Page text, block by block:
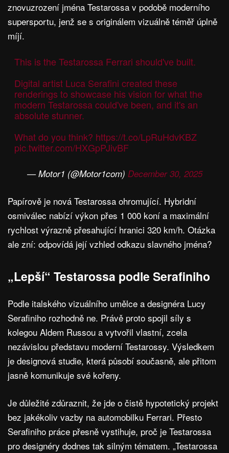
znovuzrození jména Testarossa v podobě moderního
supersportu, jenž se s originálem vizuálně téměř úplně
míjí.
This is the Testarossa Ferrari should've built.
Digital artist Luca Serafini created these
renderings to showcase his vision for what the
modern Testarossa could've been, and it's an
absolute stunner.
What do you think? https://t.co/LpRuHdvKBZ
pic.twitter.com/HXGpPJivBF
— Motor1 (@Motor1com) December 30, 2025
Papírově je nová Testarossa ohromující. Hybridní
osmiválec nabízí výkon přes 1 000 koní a maximální
rychlost výrazně přesahující hranici 320 km/h. Otázka
ale zní: odpovídá její vzhled odkazu slavného jména?
„Lepší“ Testarossa podle Serafiniho
Podle italského vizuálního umělce a designéra Lucy
Serafiniho rozhodně ne. Právě proto spojil síly s
kolegou Aldem Russou a vytvořil vlastní, zcela
nezávislou představu moderní Testarossy. Výsledkem
je designová studie, která působí současně, ale přitom
jasně komunikuje své kořeny.
Je důležité zdůraznit, že jde o čistě hypotetický projekt
bez jakékoliv vazby na automobilku Ferrari. Přesto
Serafiniho práce přesně vystihuje, proč je Testarossa
pro designéry dodnes tak silným tématem. „Testarossa